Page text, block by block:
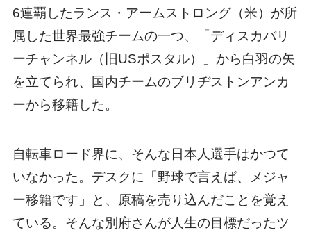
6連覇したランス・アームストロング（米）が所
属した世界最強チームの一つ、「ディスカバリ
ーチャンネル（旧USポスタル）」から白羽の矢
を立てられ、国内チームのブリヂストンアンカ
ーから移籍した。
自転車ロード界に、そんな日本人選手はかつて
いなかった。デスクに「野球で言えば、メジャ
ー移籍です」と、原稿を売り込んだことを覚え
ている。そんな別府さんが人生の目標だったツ